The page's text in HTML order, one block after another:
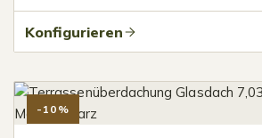
Konfigurieren
-10%